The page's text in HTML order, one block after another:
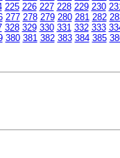
225 226 227 228 229 230
277 278 279 280 281 282
328 329 330 331 332 333
380 381 382 383 384 385